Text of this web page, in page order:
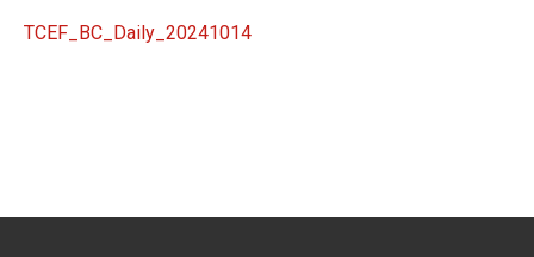
TCEF_BC_Daily_20241014